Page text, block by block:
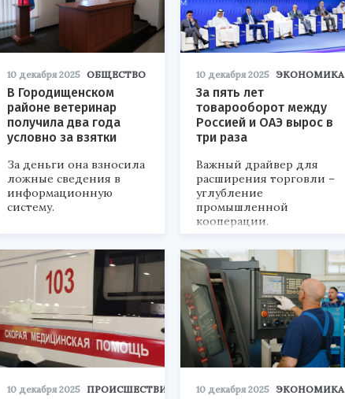
10 декабря 2025 ОБЩЕСТВО
В Городищенском
районе ветеринар
получила два года
условно за взятки
За деньги она взносила
ложные сведения в
информационную
систему.
10 декабря 2025 ЭКОНОМИКА
За пять лет
товарооборот между
Россией и ОАЭ вырос в
три раза
Важный драйвер для
расширения торговли –
углубление
промышленной
кооперации.
10 декабря 2025 ПРОИСШЕСТВИЯ 10 декабря 2025 ЭКОНОМИКА